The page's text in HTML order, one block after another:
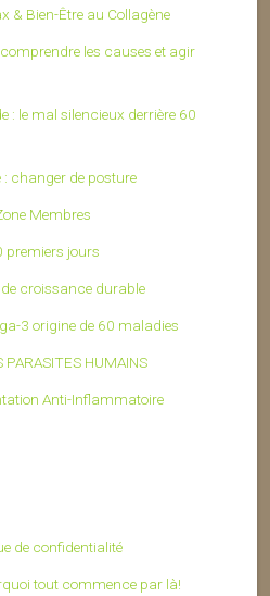
& Bien-Être au Collagène
les causes et agir
: le mal silencieux derrière 60
changer de posture
Membres
premiers jours
croissance durable
3 origine de 60 maladies
PARASITES HUMAINS
Anti-Inflammatoire
de confidentialité
tout commence par là!